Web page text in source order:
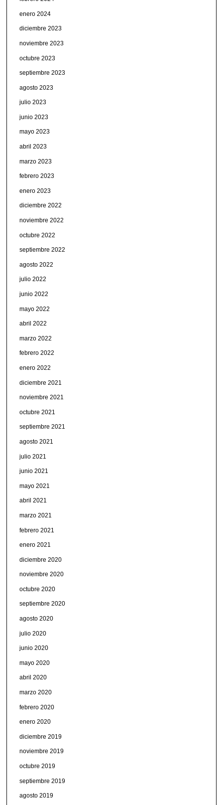
enero 2024
diciembre 2023
noviembre 2023
octubre 2023
septiembre 2023
agosto 2023
julio 2023
junio 2023
mayo 2023
abril 2023
marzo 2023
febrero 2023
enero 2023
diciembre 2022
noviembre 2022
octubre 2022
septiembre 2022
agosto 2022
julio 2022
junio 2022
mayo 2022
abril 2022
marzo 2022
febrero 2022
enero 2022
diciembre 2021
noviembre 2021
octubre 2021
septiembre 2021
agosto 2021
julio 2021
junio 2021
mayo 2021
abril 2021
marzo 2021
febrero 2021
enero 2021
diciembre 2020
noviembre 2020
octubre 2020
septiembre 2020
agosto 2020
julio 2020
junio 2020
mayo 2020
abril 2020
marzo 2020
febrero 2020
enero 2020
diciembre 2019
noviembre 2019
octubre 2019
septiembre 2019
agosto 2019